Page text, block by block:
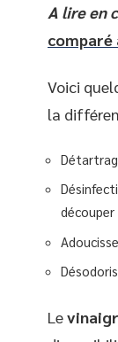
A lire en
Voici
la
découper
Le